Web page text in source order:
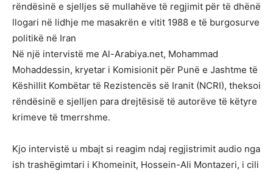
rëndësinë e sjelljes së mullahëve të regjimit për të dhënë
llogari në lidhje me masakrën e vitit 1988 e të burgosurve
politikë në Iran
Në një intervistë me Al-Arabiya.net, Mohammad
Mohaddessin, kryetar i Komisionit për Punë e Jashtme të
Këshillit Kombëtar të Rezistencës së Iranit (NCRI), theksoi
rëndësinë e sjelljen para drejtësisë të autorëve të këtyre
krimeve të tmerrshme.
Kjo intervistë u mbajt si reagim ndaj regjistrimit audio nga
ish trashëgimtari i Khomeinit, Hossein-Ali Montazeri, i cili